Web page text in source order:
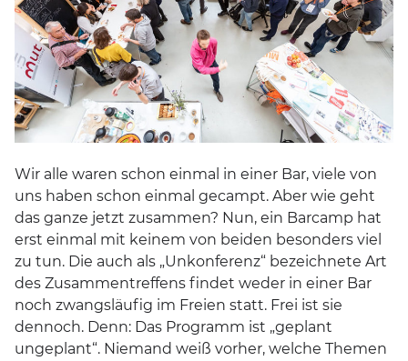
Wir alle waren schon einmal in einer Bar, viele von
uns haben schon einmal gecampt. Aber wie geht
das ganze jetzt zusammen? Nun, ein Barcamp hat
erst einmal mit keinem von beiden besonders viel
zu tun. Die auch als „Unkonferenz“ bezeichnete Art
des Zusammentreffens findet weder in einer Bar
noch zwangsläufig im Freien statt. Frei ist sie
dennoch. Denn: Das Programm ist „geplant
ungeplant“. Niemand weiß vorher, welche Themen